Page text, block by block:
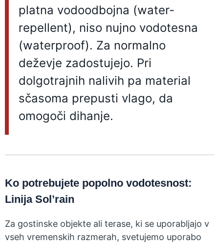
platna vodoodbojna (water-
repellent), niso nujno vodotesna
(waterproof). Za normalno
deževje zadostujejo. Pri
dolgotrajnih nalivih pa material
sčasoma prepusti vlago, da
omogoči dihanje.
Ko potrebujete popolno vodotesnost:
Linija Sol’rain
Za gostinske objekte ali terase, ki se uporabljajo v
vseh vremenskih razmerah, svetujemo uporabo